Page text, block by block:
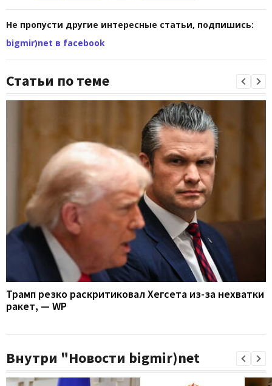
Не пропусти другие интересные статьи, подпишись:
bigmir)net в facebook
Статьи по теме
Трамп резко раскритиковал Хегсета из-за нехватки
ракет, — WP
Внутри "Новости bigmir)net